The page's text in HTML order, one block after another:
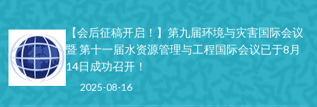
【会后征稿开启！】第九届环境与灾害国际会议
暨 第十一届水资源管理与工程国际会议已于8月
14日成功召开！
2025-08-16